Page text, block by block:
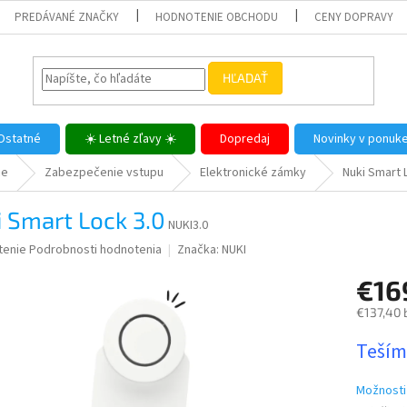
PREDÁVANÉ ZNAČKY HODNOTENIE OBCHODU CENY DOPRAVY
HĽADAŤ
☀️ Letné zľavy ☀️ Dopredaj Novinky v ponuke
Zabezpečenie vstupu Elektronické zámky Nuki Smart
Smart Lock 3.0 NUKI3.0
Podrobnosti hodnotenia Značka: NUKI
€137,40
cena: